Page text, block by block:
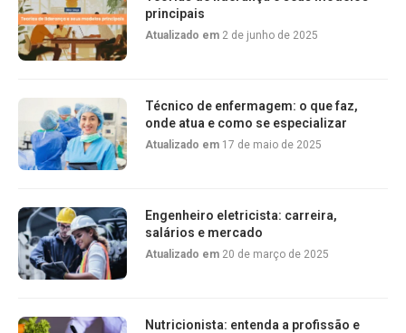
principais
Atualizado em 2 de junho de 2025
Técnico de enfermagem: o que faz,
onde atua e como se especializar
Atualizado em 17 de maio de 2025
Engenheiro eletricista: carreira,
salários e mercado
Atualizado em 20 de março de 2025
Nutricionista: entenda a profissão e